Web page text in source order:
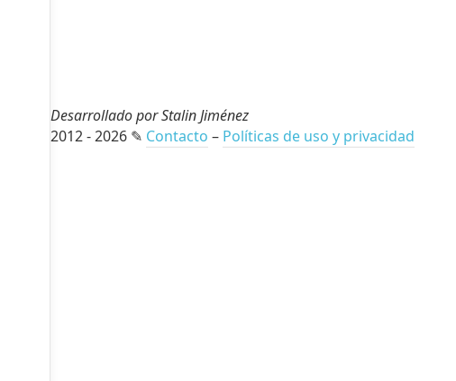
Desarrollado por Stalin Jiménez
2012 - 2026 ✎ Contacto – Políticas de uso y privacidad